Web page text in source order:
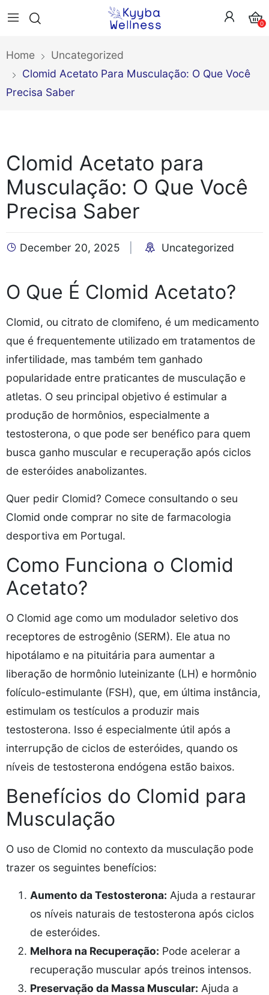
0
Home
Uncategorized
Clomid Acetato Para Musculação: O Que Você
Precisa Saber
Clomid Acetato para
Musculação: O Que Você
Precisa Saber
December 20, 2025 Uncategorized
O Que É Clomid Acetato?
Clomid, ou citrato de clomifeno, é um medicamento
que é frequentemente utilizado em tratamentos de
infertilidade, mas também tem ganhado
popularidade entre praticantes de musculação e
atletas. O seu principal objetivo é estimular a
produção de hormônios, especialmente a
testosterona, o que pode ser benéfico para quem
busca ganho muscular e recuperação após ciclos
de esteróides anabolizantes.
Quer pedir Clomid? Comece consultando o seu
Clomid onde comprar no site de farmacologia
desportiva em Portugal.
Como Funciona o Clomid
Acetato?
O Clomid age como um modulador seletivo dos
receptores de estrogênio (SERM). Ele atua no
hipotálamo e na pituitária para aumentar a
liberação de hormônio luteinizante (LH) e hormônio
folículo-estimulante (FSH), que, em última instância,
estimulam os testículos a produzir mais
testosterona. Isso é especialmente útil após a
interrupção de ciclos de esteróides, quando os
níveis de testosterona endógena estão baixos.
Benefícios do Clomid para
Musculação
O uso de Clomid no contexto da musculação pode
trazer os seguintes benefícios:
Aumento da Testosterona: Ajuda a restaurar
os níveis naturais de testosterona após ciclos
de esteróides.
Melhora na Recuperação: Pode acelerar a
recuperação muscular após treinos intensos.
Preservação da Massa Muscular: Ajuda a